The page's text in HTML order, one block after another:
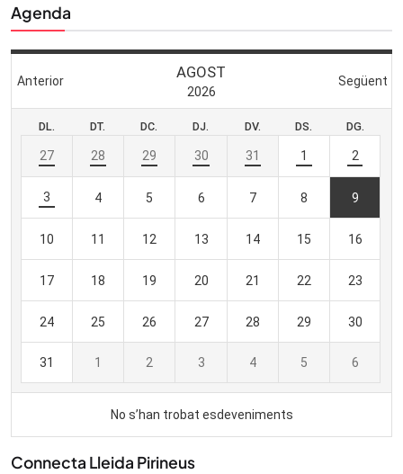
Agenda
Connecta Lleida Pirineus